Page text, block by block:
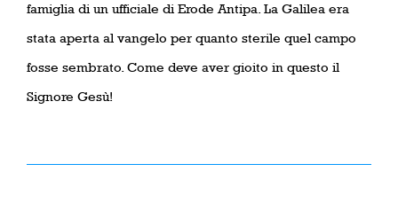
famiglia di un ufficiale di Erode Antipa. La Galilea era
stata aperta al vangelo per quanto sterile quel campo
fosse sembrato. Come deve aver gioito in questo il
Signore Gesù!